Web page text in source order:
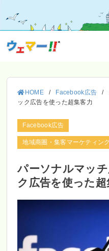
HOME / Facebook広告 /
ック広告を使った超集客力
Facebook広告
地域商圏・集客マーケティン
パーソナルマッ
ク広告を使った超